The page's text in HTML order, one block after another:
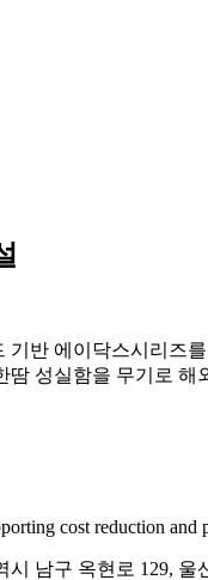
반 에이닥스시리즈
성실함을 무기로
cost reduction
시 남구 옥현로 129, 울